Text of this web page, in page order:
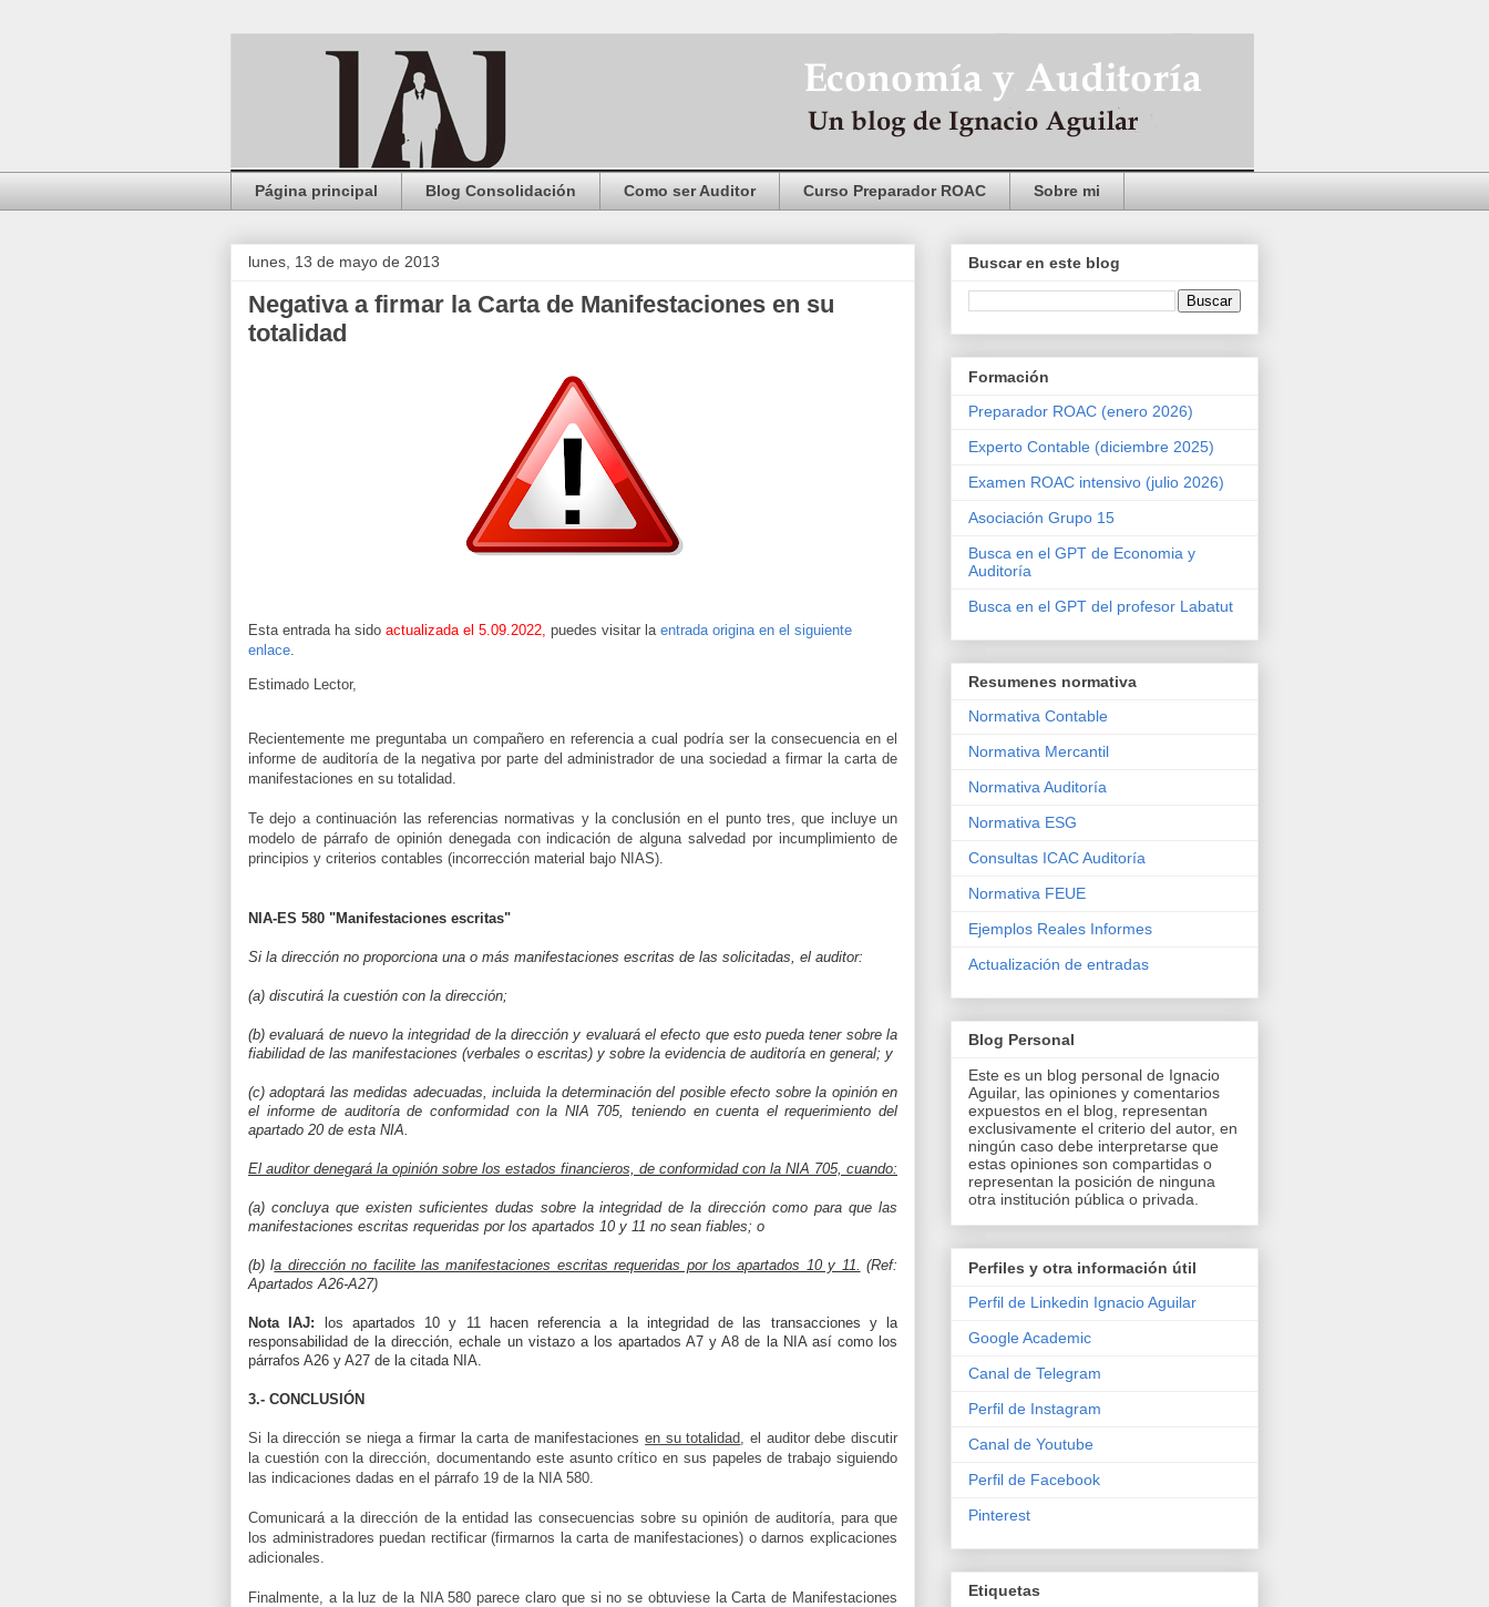
Página principal Blog Consolidación Como ser Auditor Curso Preparador ROAC Sobre mi
lunes, 13 de mayo de 2013
Negativa a firmar la Carta de Manifestaciones en su
totalidad
Esta entrada ha sido actualizada el 5.09.2022, puedes visitar la entrada origina en el siguiente
enlace
Estimado Lector,
Recientemente me preguntaba un compañero en referencia a cual podría ser la consecuencia en el
informe de auditoría de la negativa por parte del administrador de una sociedad a firmar la carta de
manifestaciones en su totalidad.
Te dejo a continuación las referencias normativas y la conclusión en el punto tres, que incluye un
modelo de párrafo de opinión denegada con indicación de alguna salvedad por incumplimiento de
principios y criterios contables (incorrección material bajo NIAS).
NIA-ES 580 "Manifestaciones escritas"
Si la dirección no proporciona una o más manifestaciones escritas de las solicitadas, el auditor:
(a) discutirá la cuestión con la dirección;
(b) evaluará de nuevo la integridad de la dirección y evaluará el efecto que esto pueda tener sobre la
fiabilidad de las manifestaciones (verbales o escritas) y sobre la evidencia de auditoría en general; y
(c) adoptará las medidas adecuadas, incluida la determinación del posible efecto sobre la opinión en
el informe de auditoría de conformidad con la NIA 705, teniendo en cuenta el requerimiento del
apartado 20 de esta NIA.
El auditor denegará la opinión sobre los estados financieros, de conformidad con la NIA 705, cuando:
(a) concluya que existen suficientes dudas sobre la integridad de la dirección como para que las
manifestaciones escritas requeridas por los apartados 10 y 11 no sean fiables; o
(b) la dirección no facilite las manifestaciones escritas requeridas por los apartados 10 y 11.
(Ref:
Apartados A26-A27)
Nota IAJ: los apartados 10 y 11 hacen referencia a la integridad de las transacciones y la
responsabilidad de la dirección, echale un vistazo a los apartados A7 y A8 de la NIA así como los
párrafos A26 y A27 de la citada NIA.
3.- CONCLUSIÓN
Si la dirección se niega a firmar la carta de manifestacionesen su totalidad , el auditor debe discutir
la cuestión con la dirección, documentando este asunto crítico en sus papeles de trabajo siguiendo
las indicaciones dadas en el párrafo 19 de la NIA 580.
Comunicará a la dirección de la entidad las consecuencias sobre su opinión de auditoría, para que
los administradores puedan rectificar (firmarnos la carta de manifestaciones) o darnos explicaciones
adicionales.
Finalmente, a la luz de la NIA 580 parece claro que si no se obtuviese la Carta de Manifestaciones
Buscar en este blog
Formación
Preparador ROAC (enero 2026)
Experto Contable (diciembre 2025)
Examen ROAC intensivo (julio 2026)
Asociación Grupo 15
Busca en el GPT de Economia y
Auditoría
Busca en el GPT del profesor Labatut
Resumenes normativa
Normativa Contable
Normativa Mercantil
Normativa Auditoría
Normativa ESG
Consultas ICAC Auditoría
Normativa FEUE
Ejemplos Reales Informes
Actualización de entradas
Blog Personal
Este es un blog personal de Ignacio
Aguilar, las opiniones y comentarios
expuestos en el blog, representan
exclusivamente el criterio del autor, en
ningún caso debe interpretarse que
estas opiniones son compartidas o
representan la posición de ninguna
otra institución pública o privada.
Perfiles y otra información útil
Perfil de Linkedin Ignacio Aguilar
Google Academic
Canal de Telegram
Perfil de Instagram
Canal de Youtube
Perfil de Facebook
Pinterest
Etiquetas